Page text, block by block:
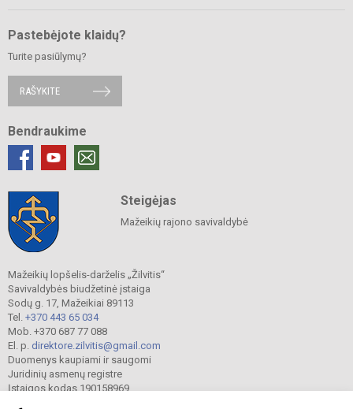
Pastebėjote klaidų?
Turite pasiūlymų?
RAŠYKITE
Bendraukime
Steigėjas
Mažeikių rajono savivaldybė
Mažeikių lopšelis-darželis „Žilvitis“
Savivaldybės biudžetinė įstaiga
Sodų g. 17, Mažeikiai 89113
Tel. +370 443 65 034
Mob. +370 687 77 088
El. p. direktore.zilvitis@gmail.com
Duomenys kaupiami ir saugomi
Juridinių asmenų registre
Įstaigos kodas 190158969